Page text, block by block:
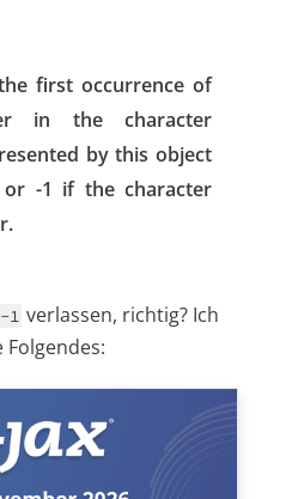
first occurrence of
in the character
by this object
-1 if the character
-1 verlassen, richtig? Ich
Folgendes: